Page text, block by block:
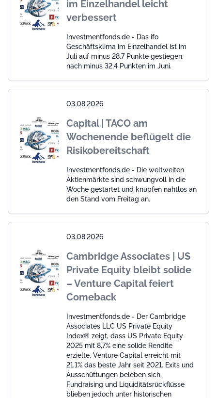
im Einzelhandel leicht
verbessert
Investmentfonds.de - Das ifo
Geschäftsklima im Einzelhandel ist im
Juli auf minus 28,7 Punkte gestiegen,
nach minus 32,4 Punkten im Juni.
03.08.2026
Capital | TACO am
Wochenende beflügelt die
Risikobereitschaft
Investmentfonds.de - Die weltweiten
Aktienmärkte sind schwungvoll in die
Woche gestartet und knüpfen nahtlos an
den Stand vom Freitag an.
03.08.2026
Cambridge Associates | US
Private Equity bleibt solide
– Venture Capital feiert
Comeback
Investmentfonds.de - Der Cambridge
Associates LLC US Private Equity
Index® zeigt, dass US Private Equity
2025 mit 8,7% eine solide Rendite
erzielte, Venture Capital erreicht mit
21,1% das beste Jahr seit 2021. Exits und
Ausschüttungen beleben sich,
Fundraising und Liquiditätsrückflüsse
blieben jedoch unter historischen